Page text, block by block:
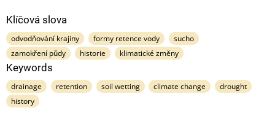
Klíčová slova
odvodňování krajiny formy retence vody
sucho
zamokření půdy
historie klimatické změny
Keywords
drainage retention soil wetting climate change
drought
history